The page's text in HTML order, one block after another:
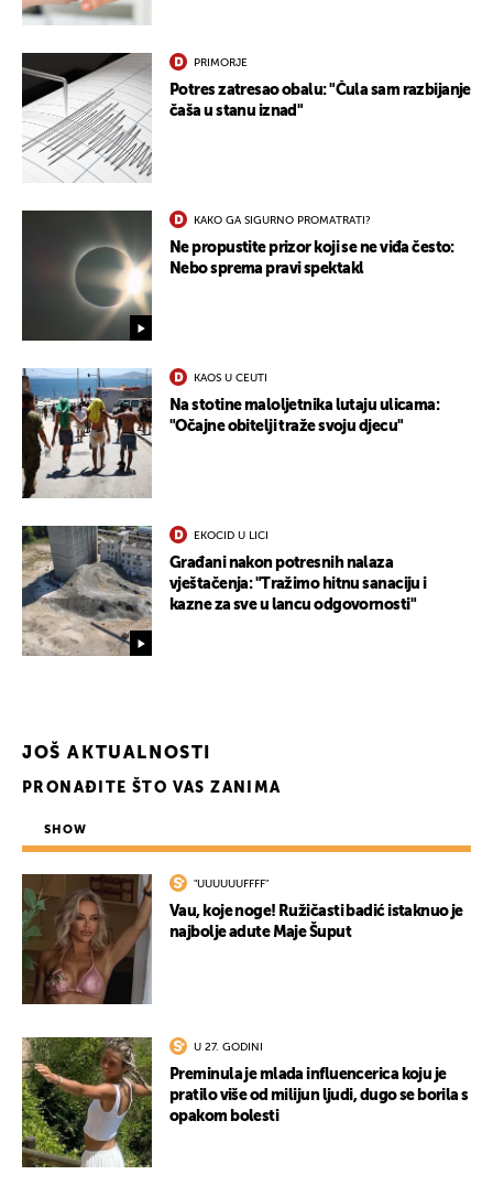
PRIMORJE
Potres zatresao obalu: "Čula sam razbijanje
čaša u stanu iznad"
KAKO GA SIGURNO PROMATRATI?
Ne propustite prizor koji se ne viđa često:
Nebo sprema pravi spektakl
KAOS U CEUTI
Na stotine maloljetnika lutaju ulicama:
"Očajne obitelji traže svoju djecu"
EKOCID U LICI
Građani nakon potresnih nalaza
vještačenja: "Tražimo hitnu sanaciju i
kazne za sve u lancu odgovornosti"
JOŠ AKTUALNOSTI
PRONAĐITE ŠTO VAS ZANIMA
SHOW
"UUUUUUFFFF"
Vau, koje noge! Ružičasti badić istaknuo je
najbolje adute Maje Šuput
U 27. GODINI
Preminula je mlada influencerica koju je
pratilo više od milijun ljudi, dugo se borila s
opakom bolesti
UKLJUČITE NOTIFIKACIJE